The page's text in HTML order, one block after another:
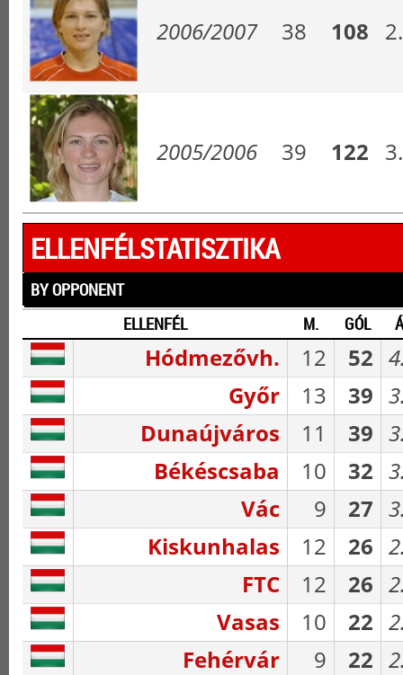
2006/2007 38 108
2005/2006 39 122
ELLENFÉLSTATISZTIKA
BY OPPONENT
ELLENFÉL
M. GÓL
Hódmezővh. 12 52
Győr
13 39
Dunaújváros
11 39
Békéscsaba
10 32
Vác
9 27
Kiskunhalas
12 26
FTC
12 26
Vasas
10 22
Fehérvár
9 22